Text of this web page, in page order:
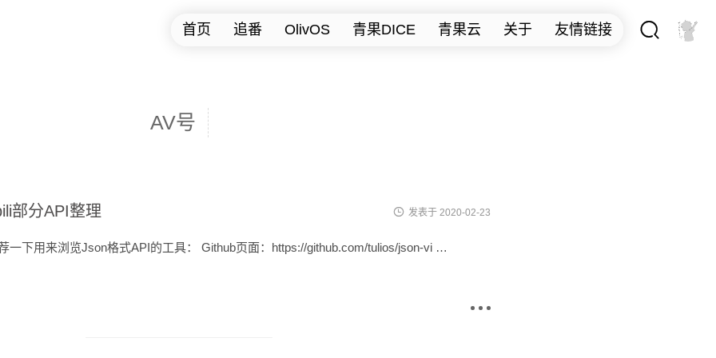

首页 追番 OlivOS 青果DICE 青果云 关于 友情链接
AV号
部分API整理  发表于 2020-02-23
一下用来浏览Json格式API的工具： Github页面：https://github.com/tulios/json-vi …
